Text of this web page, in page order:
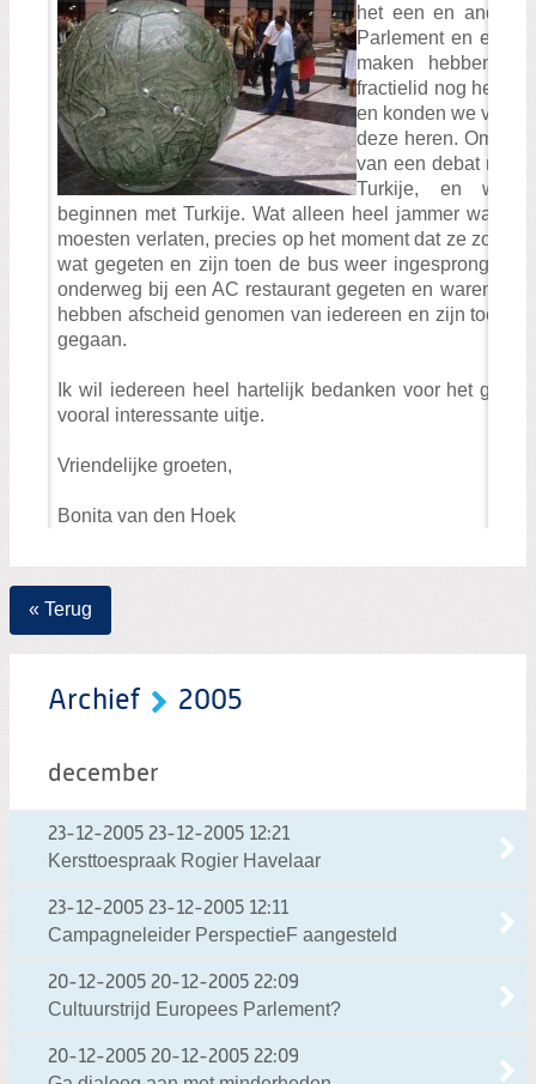
het een en ander
Parlement en
maken hebben.
fractielid nog het
en konden we
deze heren. Om elf
van een debat
Turkije, en
beginnen met Turkije. Wat alleen heel jammer was is
moesten verlaten, precies op het moment dat ze
wat gegeten en zijn toen de bus weer ingesprongen
onderweg bij een AC restaurant gegeten en waren
hebben afscheid genomen van iedereen en zijn toen
gegaan.
Ik wil iedereen heel hartelijk bedanken voor het
vooral interessante uitje.
Vriendelijke groeten,
Bonita van den Hoek
« Terug
Archief 2005
december
23-12-2005 23-12-2005 12:21
Kersttoespraak Rogier Havelaar
23-12-2005 23-12-2005 12:11
Campagneleider PerspectieF aangesteld
20-12-2005 20-12-2005 22:09
Cultuurstrijd Europees Parlement?
20-12-2005 20-12-2005 22:09